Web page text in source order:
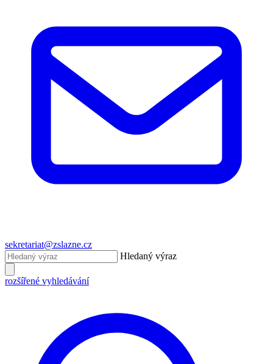
sekretariat@zslazne.cz
Hledaný výraz
rozšířené vyhledávání